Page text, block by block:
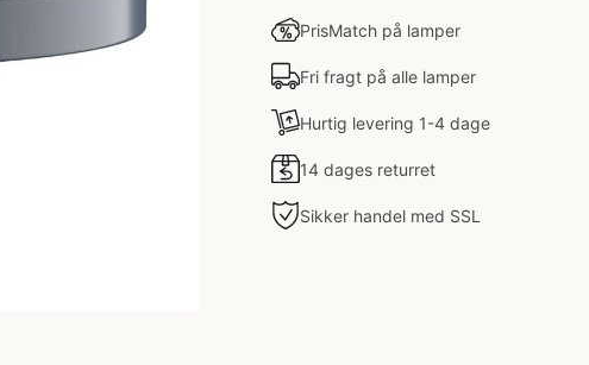
PrisMatch på lamper
Fri fragt på alle lamper
Hurtig levering 1-4 dage
14 dages returret
Sikker handel med SSL